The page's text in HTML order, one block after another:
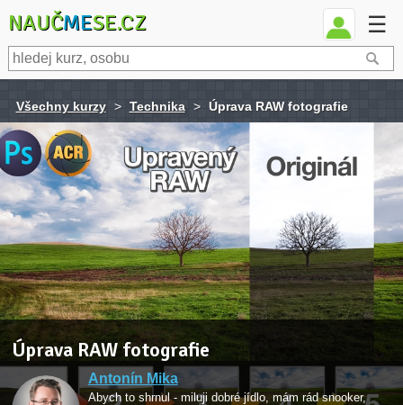
NAUČMESE.CZ ☰
Všechny kurzy > Technika > Úprava RAW fotografie
Úprava RAW fotografie
Antonín Mika
Abych to shrnul - miluji dobré jídlo, mám rád snooker,